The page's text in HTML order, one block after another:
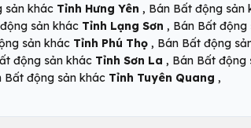
sản khác Tỉnh Hưng Yên , Bán Bất động sản
sản khác Tỉnh Lạng Sơn , Bán Bất động
sản khác Tỉnh Phú Thọ , Bán Bất động
động sản khác Tỉnh Sơn La , Bán Bất động
Bất động sản khác Tỉnh Tuyên Quang ,